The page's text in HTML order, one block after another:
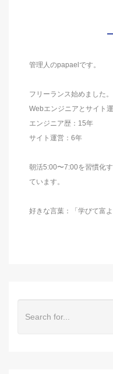
管理人のpapaelです。
フリーランス始めました。
Webエンジニアとサイト
エンジニア歴：15年
サイト運営：6年
朝活5:00〜7:00を習慣化
ています。
好きな言葉：「学びて富よ